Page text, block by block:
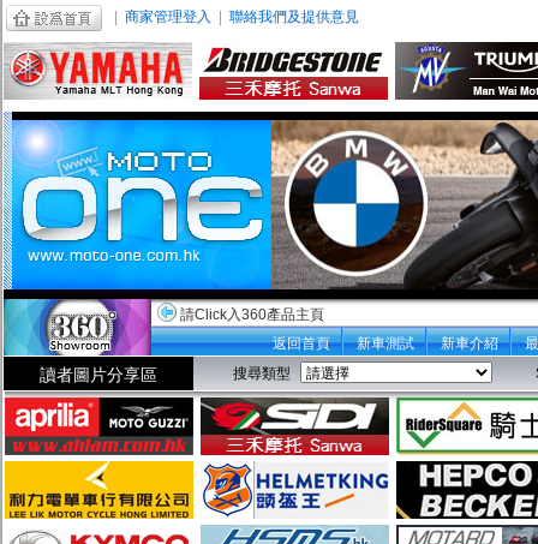
商家管理登入 聯絡我們及提供意見
請Click入360產品主頁
返回首頁
新車測試 新車介紹
讀者圖片分享區 搜尋類型